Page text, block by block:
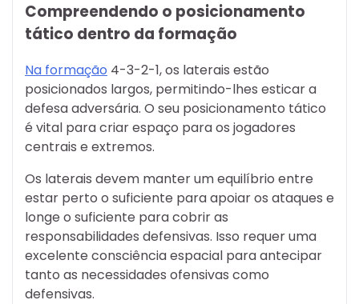
Compreendendo o posicionamento
tático dentro da formação
Na formação 4-3-2-1, os laterais estão
posicionados largos, permitindo-lhes esticar a
defesa adversária. O seu posicionamento tático
é vital para criar espaço para os jogadores
centrais e extremos.
Os laterais devem manter um equilíbrio entre
estar perto o suficiente para apoiar os ataques e
longe o suficiente para cobrir as
responsabilidades defensivas. Isso requer uma
excelente consciência espacial para antecipar
tanto as necessidades ofensivas como
defensivas.